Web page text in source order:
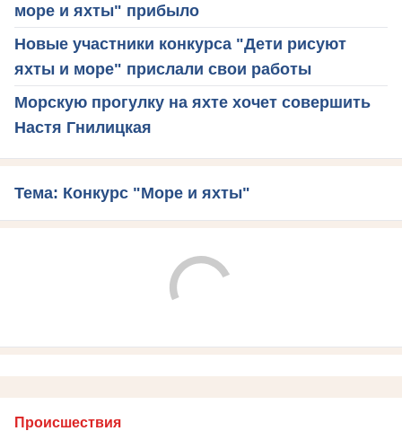
море и яхты" прибыло
Новые участники конкурса "Дети рисуют
яхты и море" прислали свои работы
Морскую прогулку на яхте хочет совершить
Настя Гнилицкая
Тема: Конкурс "Море и яхты"
Происшествия